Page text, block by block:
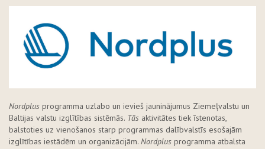
Nordplus programma uzlabo un ievieš jauninājumus Ziemeļvalstu un
Baltijas valstu izglītības sistēmās. Tās aktivitātes tiek īstenotas,
balstoties uz vienošanos starp programmas dalībvalstīs esošajām
izglītības iestādēm un organizācijām. Nordplus programma atbalsta